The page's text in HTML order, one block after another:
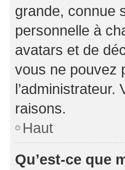
grande, connue
personnelle à
avatars et de
vous ne pouvez
raisons.
Haut
Qu’est-ce que